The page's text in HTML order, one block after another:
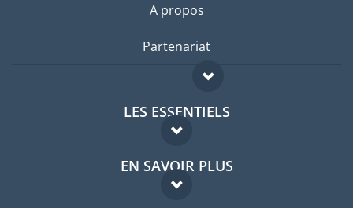
A propos
Partenariat
LES ESSENTIELS
Forum expatriés
Guides pays
EN SAVOIR PLUS
FAQ